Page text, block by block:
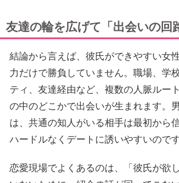
友達の輪を広げて「出会いの回
結論から言えば、彼氏ができやすい女
力だけで勝負していません。職場、学
ティ、友達経由など、複数の人脈ルー
の中のどこかで出会いが生まれます。
は、共通の知人がいる相手は最初から
ハードルなくデートに誘いやすいのです
恋愛現場でよくあるのは、「彼氏が欲